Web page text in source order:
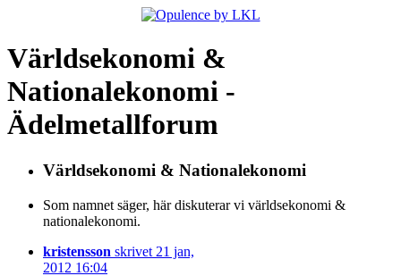
Världsekonomi &
Nationalekonomi -
Ädelmetallforum
Världsekonomi & Nationalekonomi
Som namnet säger, här diskuterar vi världsekonomi &
nationalekonomi.
kristensson skrivet 21 jan,
2012 16:04